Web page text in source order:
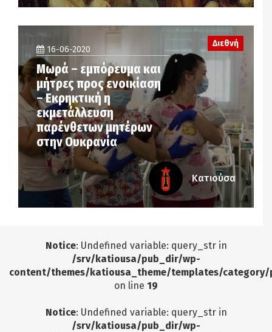
16-06-2020
Μωρά – εμπόρευμα και
μήτρες προς ενοικίαση
– Εκρηκτική η
εκμετάλλευση
παρένθετων μητέρων
στην Ουκρανία
Διεθνή
Κατιούσα
Notice: Undefined variable: query_str in
/srv/katiousa/pub_dir/wp-
content/themes/katiousa_theme/templates/
on line 19
Notice: Undefined variable: query_str in
/srv/katiousa/pub_dir/wp-